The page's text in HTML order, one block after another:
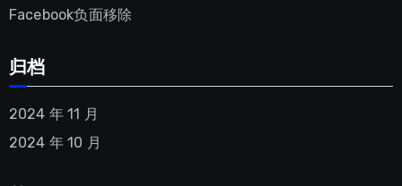
Facebook负面移除
归档
2024 年 11 月
2024 年 10 月